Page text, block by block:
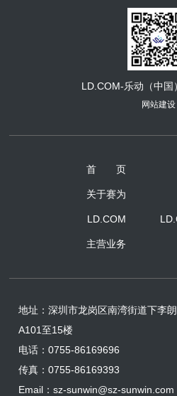
LD.COM-乐动（中
网站建设
首 页
关于赛为
LD.COM
主营业务
地址：深圳市龙岗区南湾街道下李
A101至15楼
电话：0755-86169696
传真：0755-86169393
Email：sz-sunwin@sz-sunwin.com